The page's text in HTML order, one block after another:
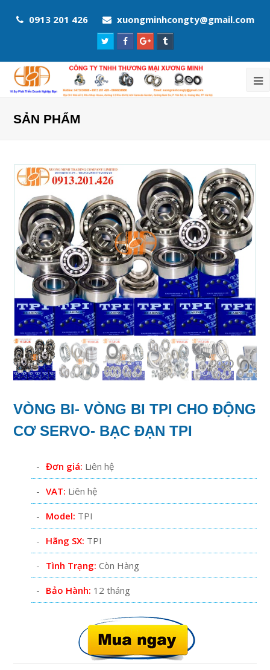
0913 201 426 xuongminhcongty@gmail.com
TwitterFacebook
Google
Profile
Tumblr
SẢN PHẨM
VÒNG BI- VÒNG BI TPI CHO ĐỘNG
CƠ SERVO- BẠC ĐẠN TPI
Đơn giá: Liên hệ
VAT: Liên hệ
Model: TPI
Hãng SX: TPI
Tình Trạng: Còn Hàng
Bảo Hành: 12 tháng